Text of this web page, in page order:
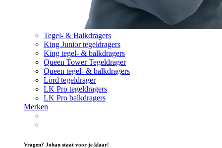
Tegel- & Balkdragers
King Junior tegeldragers
King tegel- & balkdragers
Queen Tower Tegeldrager
Queen tegel- & balkdragers
Lord tegeldrager
LK Pro tegeldragers
LK Pro balkdragers
Merken
Vragen? Johan staat voor je klaar!